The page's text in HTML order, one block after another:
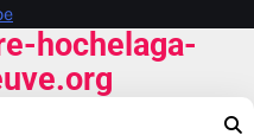
hochelaga-